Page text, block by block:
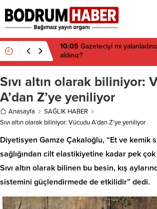
06:15 Danıştay iptal etmişti:
metrekare için yeni imar kararı
Sıvı altın olarak biliniyor:
A’dan Z’ye yeniliyor
Anasayfa
SAĞLIK HABER
Sıvı altın olarak biliniyor: Vücudu A’dan Z’ye yeniliyor
Diyetisyen Gamze Çakaloğlu, “Et ve kemik
sağlığından cilt elastikiyetine kadar pek çok
Sıvı altın olarak bilinen bu besin, kış
sistemini güçlendirmede de etkilidir” dedi.